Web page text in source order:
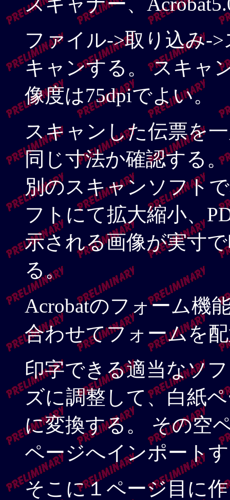
ファイル->取り込み-
キャンする。 スキャ
像度は75dpiでよい。
スキャンした伝票を
同じ寸法か確認する
別のスキャンソフト
フトにて拡大縮小、
示される画像が実寸
る。
Acrobatのフォーム機
合わせてフォームを
印字できる適当なソ
ズに調整して、白紙
に変換する。 その空
ページへインポート
そこに１ページ目に